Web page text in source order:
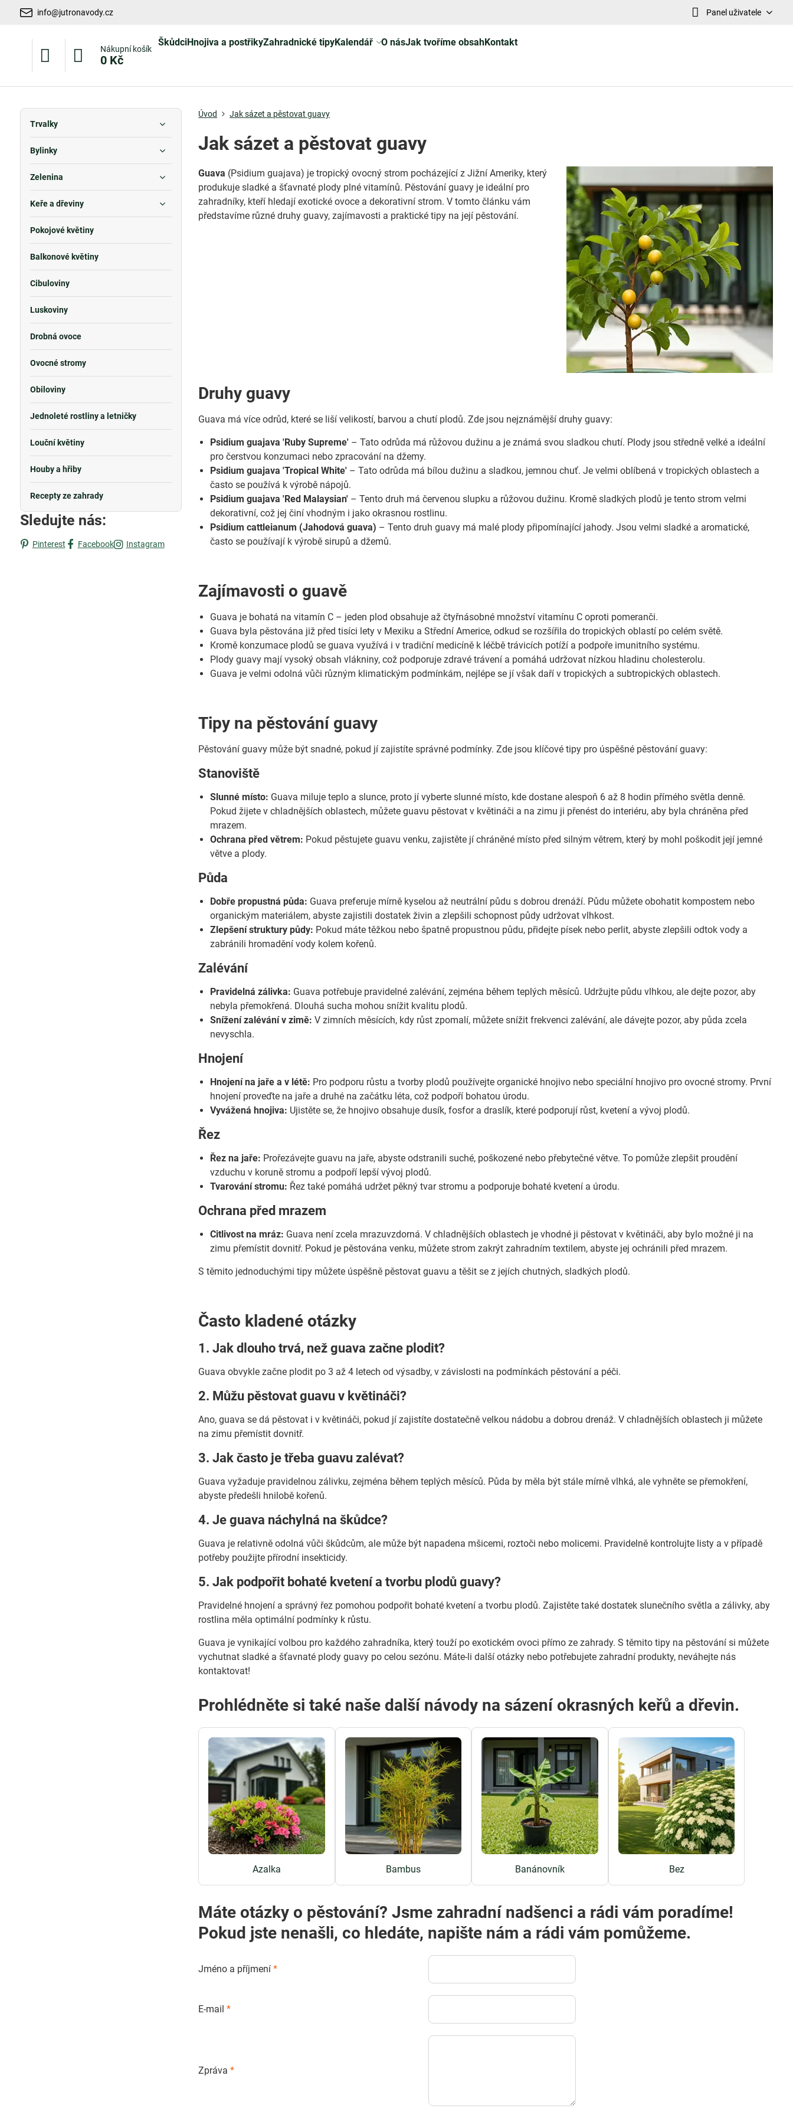
info@jutronavody.cz Panel uživatele
Nákupní košík
0 Kč
ŠkůdciHnojiva a postřikyZahradnické tipyKalendář O násJak tvoříme obsahKontakt
Úvod Jak sázet a pěstovat guavy
Jak sázet a pěstovat guavy
Guava (Psidium guajava) je tropický ovocný strom pocházející z Jižní Ameriky, který
produkuje sladké a šťavnaté plody plné vitamínů. Pěstování guavy je ideální pro
zahradníky, kteří hledají exotické ovoce a dekorativní strom. V tomto článku vám
představíme různé druhy guavy, zajímavosti a praktické tipy na její pěstování.
Druhy guavy
Guava má více odrůd, které se liší velikostí, barvou a chutí plodů. Zde jsou nejznámější druhy guavy:
Psidium guajava 'Ruby Supreme' – Tato odrůda má růžovou dužinu a je známá svou sladkou chutí. Plody jsou středně velké a ideální
pro čerstvou konzumaci nebo zpracování na džemy.
Psidium guajava 'Tropical White' – Tato odrůda má bílou dužinu a sladkou, jemnou chuť. Je velmi oblíbená v tropických oblastech a
často se používá k výrobě nápojů.
Psidium guajava 'Red Malaysian' – Tento druh má červenou slupku a růžovou dužinu. Kromě sladkých plodů je tento strom velmi
dekorativní, což jej činí vhodným i jako okrasnou rostlinu.
Psidium cattleianum (Jahodová guava) – Tento druh guavy má malé plody připomínající jahody. Jsou velmi sladké a aromatické,
často se používají k výrobě sirupů a džemů.
Zajímavosti o guavě
Guava je bohatá na vitamín C – jeden plod obsahuje až čtyřnásobné množství vitamínu C oproti pomeranči.
Guava byla pěstována již před tisíci lety v Mexiku a Střední Americe, odkud se rozšířila do tropických oblastí po celém světě.
Kromě konzumace plodů se guava využívá i v tradiční medicíně k léčbě trávicích potíží a podpoře imunitního systému.
Plody guavy mají vysoký obsah vlákniny, což podporuje zdravé trávení a pomáhá udržovat nízkou hladinu cholesterolu.
Guava je velmi odolná vůči různým klimatickým podmínkám, nejlépe se jí však daří v tropických a subtropických oblastech.
Tipy na pěstování guavy
Pěstování guavy může být snadné, pokud jí zajistíte správné podmínky. Zde jsou klíčové tipy pro úspěšné pěstování guavy:
Stanoviště
Slunné místo: Guava miluje teplo a slunce, proto jí vyberte slunné místo, kde dostane alespoň 6 až 8 hodin přímého světla denně.
Pokud žijete v chladnějších oblastech, můžete guavu pěstovat v květináči a na zimu ji přenést do interiéru, aby byla chráněna před
mrazem.
Ochrana před větrem: Pokud pěstujete guavu venku, zajistěte jí chráněné místo před silným větrem, který by mohl poškodit její jemné
větve a plody.
Půda
Dobře propustná půda: Guava preferuje mírně kyselou až neutrální půdu s dobrou drenáží. Půdu můžete obohatit kompostem nebo
organickým materiálem, abyste zajistili dostatek živin a zlepšili schopnost půdy udržovat vlhkost.
Zlepšení struktury půdy: Pokud máte těžkou nebo špatně propustnou půdu, přidejte písek nebo perlit, abyste zlepšili odtok vody a
zabránili hromadění vody kolem kořenů.
Zalévání
Pravidelná zálivka: Guava potřebuje pravidelné zalévání, zejména během teplých měsíců. Udržujte půdu vlhkou, ale dejte pozor, aby
nebyla přemokřená. Dlouhá sucha mohou snížit kvalitu plodů.
Snížení zalévání v zimě: V zimních měsících, kdy růst zpomalí, můžete snížit frekvenci zalévání, ale dávejte pozor, aby půda zcela
nevyschla.
Hnojení
Hnojení na jaře a v létě: Pro podporu růstu a tvorby plodů používejte organické hnojivo nebo speciální hnojivo pro ovocné stromy. První
hnojení proveďte na jaře a druhé na začátku léta, což podpoří bohatou úrodu.
Vyvážená hnojiva: Ujistěte se, že hnojivo obsahuje dusík, fosfor a draslík, které podporují růst, kvetení a vývoj plodů.
Řez
Řez na jaře: Prořezávejte guavu na jaře, abyste odstranili suché, poškozené nebo přebytečné větve. To pomůže zlepšit proudění
vzduchu v koruně stromu a podpoří lepší vývoj plodů.
Tvarování stromu: Řez také pomáhá udržet pěkný tvar stromu a podporuje bohaté kvetení a úrodu.
Ochrana před mrazem
Citlivost na mráz: Guava není zcela mrazuvzdorná. V chladnějších oblastech je vhodné ji pěstovat v květináči, aby bylo možné ji na
zimu přemístit dovnitř. Pokud je pěstována venku, můžete strom zakrýt zahradním textilem, abyste jej ochránili před mrazem.
S těmito jednoduchými tipy můžete úspěšně pěstovat guavu a těšit se z jejích chutných, sladkých plodů.
Často kladené otázky
1. Jak dlouho trvá, než guava začne plodit?
Guava obvykle začne plodit po 3 až 4 letech od výsadby, v závislosti na podmínkách pěstování a péči.
2. Můžu pěstovat guavu v květináči?
Ano, guava se dá pěstovat i v květináči, pokud jí zajistíte dostatečně velkou nádobu a dobrou drenáž. V chladnějších oblastech ji můžete
na zimu přemístit dovnitř.
3. Jak často je třeba guavu zalévat?
Guava vyžaduje pravidelnou zálivku, zejména během teplých měsíců. Půda by měla být stále mírně vlhká, ale vyhněte se přemokření,
abyste předešli hnilobě kořenů.
4. Je guava náchylná na škůdce?
Guava je relativně odolná vůči škůdcům, ale může být napadena mšicemi, roztoči nebo molicemi. Pravidelně kontrolujte listy a v případě
potřeby použijte přírodní insekticidy.
5. Jak podpořit bohaté kvetení a tvorbu plodů guavy?
Pravidelné hnojení a správný řez pomohou podpořit bohaté kvetení a tvorbu plodů. Zajistěte také dostatek slunečního světla a zálivky, aby
rostlina měla optimální podmínky k růstu.
Guava je vynikající volbou pro každého zahradníka, který touží po exotickém ovoci přímo ze zahrady. S těmito tipy na pěstování si můžete
vychutnat sladké a šťavnaté plody guavy po celou sezónu. Máte-li další otázky nebo potřebujete zahradní produkty, neváhejte nás
kontaktovat!
Prohlédněte si také naše další návody na sázení okrasných keřů a dřevin.
Azalka Bambus Banánovník Bez
Máte otázky o pěstování? Jsme zahradní nadšenci a rádi vám poradíme!
Pokud jste nenašli, co hledáte, napište nám a rádi vám pomůžeme.
Jméno a příjmení*
E-mail*
Zpráva*
Trvalky
Bylinky
Zelenina
Keře a dřeviny
Pokojové květiny
Balkonové květiny
Cibuloviny
Luskoviny
Drobná ovoce
Ovocné stromy
Obiloviny
Jednoleté rostliny a letničky
Louční květiny
Houby a hřiby
Recepty ze zahrady
Sledujte nás:
Pinterest Facebook Instagram